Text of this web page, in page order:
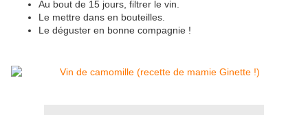
Au bout de 15 jours, filtrer le vin.
Le mettre dans en bouteilles.
Le déguster en bonne compagnie !